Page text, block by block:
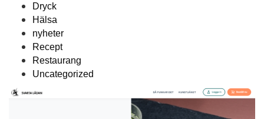
Dryck
Hälsa
nyheter
Recept
Restaurang
Uncategorized